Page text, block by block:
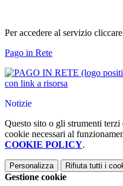
Per accedere al servizio
Pago in Rete
con link a risorsa
Notizie
Questo sito o gli strumenti
cookie necessari al
COOKIE POLICY.
Personalizza Rifiuta tutti i
Gestione cookie